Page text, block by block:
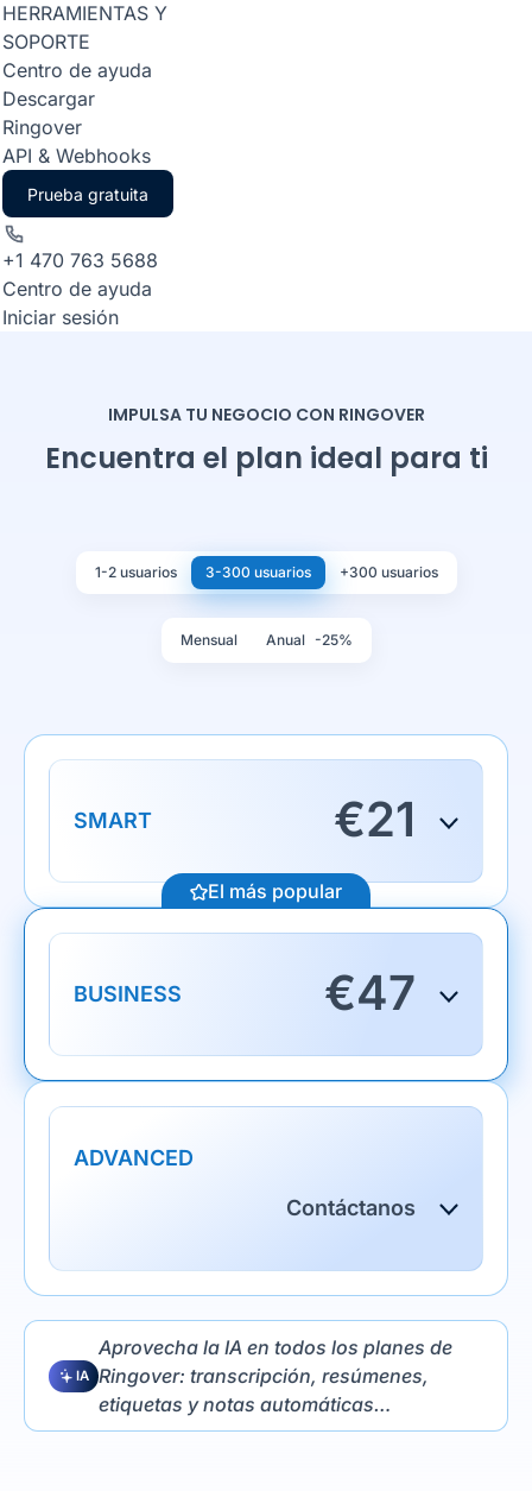
HERRAMIENTAS Y
SOPORTE
Centro de ayuda
Descargar
Ringover
API & Webhooks
Prueba gratuita
+1 470 763 5688
Centro de ayuda
Iniciar sesión
IMPULSA TU NEGOCIO CON RINGOVER
Encuentra el plan ideal para ti
1-2 usuarios 3-300 usuarios +300 usuarios
Mensual Anual -25%
SMART €21
El más popular
BUSINESS €47
ADVANCED
Contáctanos
IA
Aprovecha la IA en todos los planes de
Ringover: transcripción, resúmenes,
etiquetas y notas automáticas…